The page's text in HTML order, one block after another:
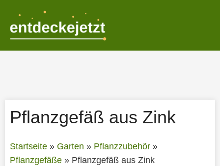
springen
Pflanzgefäß aus Zink
Startseite» Garten » Pflanzzubehör»
Pflanzgefäße» Pflanzgefäß aus Zink